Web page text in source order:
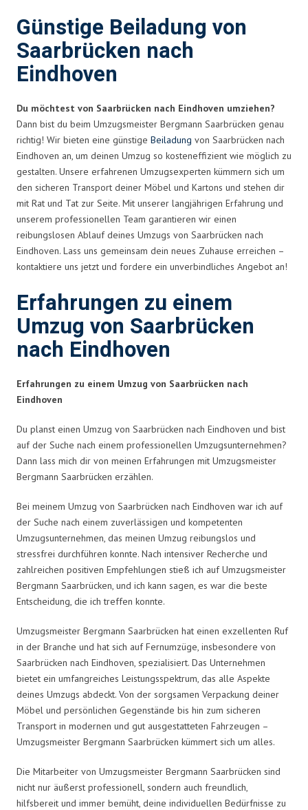
Günstige Beiladung von
Saarbrücken nach
Eindhoven
Du möchtest von Saarbrücken nach Eindhoven umziehen?
Dann bist du beim Umzugsmeister Bergmann Saarbrücken genau
richtig! Wir bieten eine günstige Beiladung von Saarbrücken nach
Eindhoven an, um deinen Umzug so kosteneffizient wie möglich zu
gestalten. Unsere erfahrenen Umzugsexperten kümmern sich um
den sicheren Transport deiner Möbel und Kartons und stehen dir
mit Rat und Tat zur Seite. Mit unserer langjährigen Erfahrung und
unserem professionellen Team garantieren wir einen
reibungslosen Ablauf deines Umzugs von Saarbrücken nach
Eindhoven. Lass uns gemeinsam dein neues Zuhause erreichen –
kontaktiere uns jetzt und fordere ein unverbindliches Angebot an!
Erfahrungen zu einem
Umzug von Saarbrücken
nach Eindhoven
Erfahrungen zu einem Umzug von Saarbrücken nach
Eindhoven
Du planst einen Umzug von Saarbrücken nach Eindhoven und bist
auf der Suche nach einem professionellen Umzugsunternehmen?
Dann lass mich dir von meinen Erfahrungen mit Umzugsmeister
Bergmann Saarbrücken erzählen.
Bei meinem Umzug von Saarbrücken nach Eindhoven war ich auf
der Suche nach einem zuverlässigen und kompetenten
Umzugsunternehmen, das meinen Umzug reibungslos und
stressfrei durchführen konnte. Nach intensiver Recherche und
zahlreichen positiven Empfehlungen stieß ich auf Umzugsmeister
Bergmann Saarbrücken, und ich kann sagen, es war die beste
Entscheidung, die ich treffen konnte.
Umzugsmeister Bergmann Saarbrücken hat einen exzellenten Ruf
in der Branche und hat sich auf Fernumzüge, insbesondere von
Saarbrücken nach Eindhoven, spezialisiert. Das Unternehmen
bietet ein umfangreiches Leistungsspektrum, das alle Aspekte
deines Umzugs abdeckt. Von der sorgsamen Verpackung deiner
Möbel und persönlichen Gegenstände bis hin zum sicheren
Transport in modernen und gut ausgestatteten Fahrzeugen –
Umzugsmeister Bergmann Saarbrücken kümmert sich um alles.
Die Mitarbeiter von Umzugsmeister Bergmann Saarbrücken sind
nicht nur äußerst professionell, sondern auch freundlich,
hilfsbereit und immer bemüht, deine individuellen Bedürfnisse zu